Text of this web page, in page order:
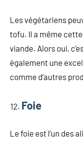
Les végétariens
tofu. Il a même
viande. Alors oui,
également une
comme d’autres
Foie
Le foie est l’un des